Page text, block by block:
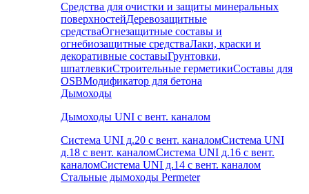
Средства для очистки и защиты минеральных
поверхностейДеревозащитные
средстваОгнезащитные составы и
огнебиозащитные средстваЛаки, краски и
декоративные составыГрунтовки,
шпатлевкиСтроительные герметикиСоставы для
OSBМодификатор для бетона
Дымоходы
Дымоходы UNI с вент. каналом
Система UNI д.20 с вент. каналомСистема UNI
д.18 с вент. каналомСистема UNI д.16 с вент.
каналомСистема UNI д.14 с вент. каналом
Стальные дымоходы Permeter